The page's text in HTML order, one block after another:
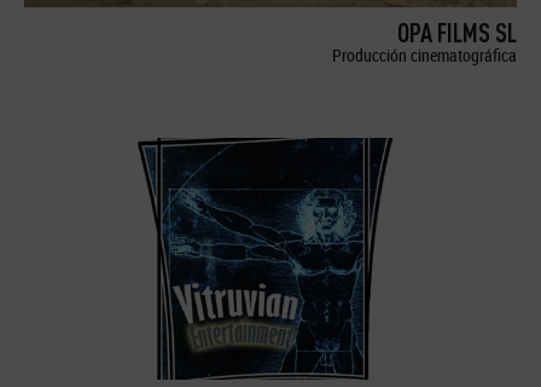
OPA FILMS SL
Producción cinematográfica